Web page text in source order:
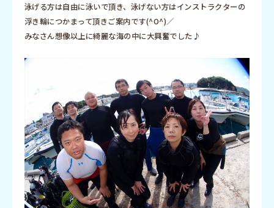
泳げる方は自由に泳いで頂き、泳げない方はインストラクターの
浮き輪につかまって頂きご案内です(^O^)／
みなさん想像以上に綺麗な海の中に大興奮でした♪